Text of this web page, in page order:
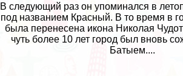
В следующий раз он упоминался в
под названием Красный. В то время в
была перенесена икона Николая
чуть более 10 лет город был вновь
Батыем....